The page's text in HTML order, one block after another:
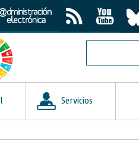
Servicios